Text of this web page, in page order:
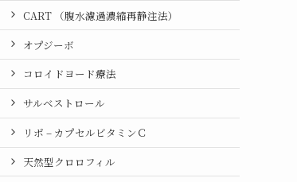
CART （腹水濾過濃縮再静注法）
オプジーボ
コロイドヨード療法
サルベストロール
リポ – カプセルビタミンＣ
天然型クロロフィル